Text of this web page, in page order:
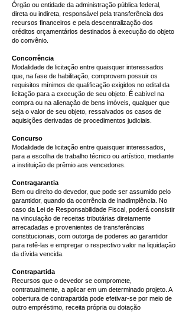
Órgão ou entidade da administração pública federal,
direta ou indireta, responsável pela transferência dos
recursos financeiros e pela descentralização dos
créditos orçamentários destinados à execução do objeto
do convênio.
Concorrência
Modalidade de licitação entre quaisquer interessados
que, na fase de habilitação, comprovem possuir os
requisitos mínimos de qualificação exigidos no edital da
licitação para a execução de seu objeto. É cabível na
compra ou na alienação de bens imóveis, qualquer que
seja o valor de seu objeto, ressalvados os casos de
aquisições derivadas de procedimentos judiciais.
Concurso
Modalidade de licitação entre quaisquer interessados,
para a escolha de trabalho técnico ou artístico, mediante
a instituição de prêmio aos vencedores.
Contragarantia
Bem ou direito do devedor, que pode ser assumido pelo
garantidor, quando da ocorrência de inadimplência. No
caso da Lei de Responsabilidade Fiscal, poderá consistir
na vinculação de receitas tributárias diretamente
arrecadadas e provenientes de transferências
constitucionais, com outorga de poderes ao garantidor
para retê-las e empregar o respectivo valor na liquidação
da dívida vencida.
Contrapartida
Recursos que o devedor se compromete,
contratualmente, a aplicar em um determinado projeto. A
cobertura de contrapartida pode efetivar-se por meio de
outro empréstimo, receita própria ou dotação